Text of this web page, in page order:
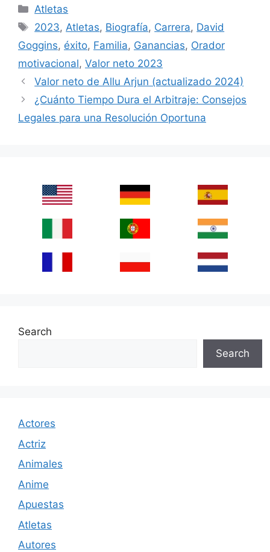
Categories
Atletas
Tags
2023,Atletas, Biografía, Carrera, David
Goggins, éxito, Familia, Ganancias, Orador
motivacional, Valor neto 2023
Valor neto de Allu Arjun (actualizado 2024)
¿Cuánto Tiempo Dura el Arbitraje: Consejos
Legales para una Resolución Oportuna
Search
Search
Actores
Actriz
Animales
Anime
Apuestas
Atletas
Autores